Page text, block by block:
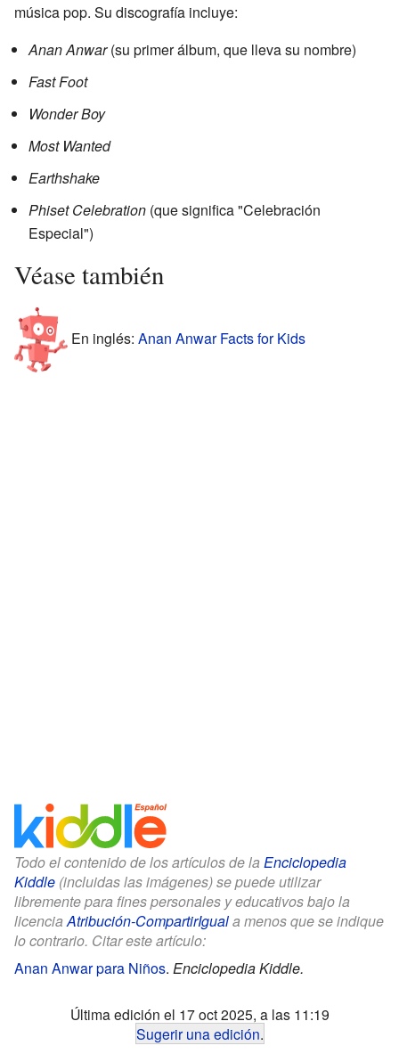
música pop. Su discografía incluye:
Anan Anwar(su primer álbum, que lleva su nombre)
Fast Foot
Wonder Boy
Most Wanted
Earthshake
Phiset Celebration (que significa "Celebración
Especial")
Véase también
En inglés: Anan Anwar Facts for Kids
Todo el contenido de los artículos de la Enciclopedia
Kiddle (incluidas las imágenes) se puede utilizar
libremente para fines personales y educativos bajo la
licenciaAtribución-CompartirIguala menos que se indique
lo contrario. Citar este artículo:
Anan Anwar para Niños. Enciclopedia Kiddle.
Última edición el 17 oct 2025, a las 11:19
Sugerir una edición.